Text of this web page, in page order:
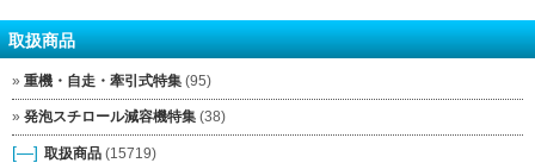
取扱商品
重機・自走・牽引式特集 (95)
発泡スチロール減容機特集 (38)
[—] 取扱商品 (15719)